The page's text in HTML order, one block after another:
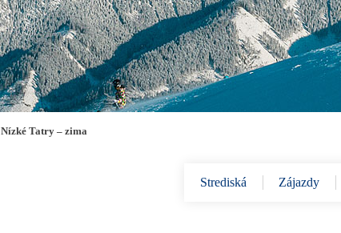
Nízké Tatry – zima
Strediská Zájazdy